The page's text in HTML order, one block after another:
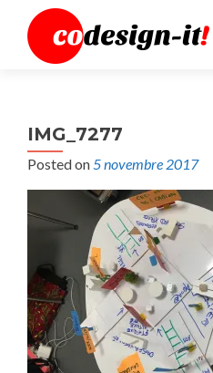
IMG_7277
Posted on5 novembre 2017